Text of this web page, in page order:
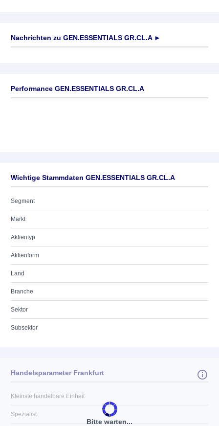
Nachrichten zu GEN.ESSENTIALS GR.CL.A►
Performance GEN.ESSENTIALS GR.CL.A
Wichtige Stammdaten GEN.ESSENTIALS GR.CL.A
Segment
Markt
Aktientyp
Aktienform
Land
Branche
Sektor
Subsektor
Bitte warten...
Handelsparameter Frankfurt
Kleinste handelbare Einheit
Spezialist